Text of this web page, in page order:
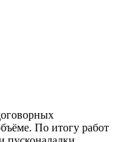
По итогу работ